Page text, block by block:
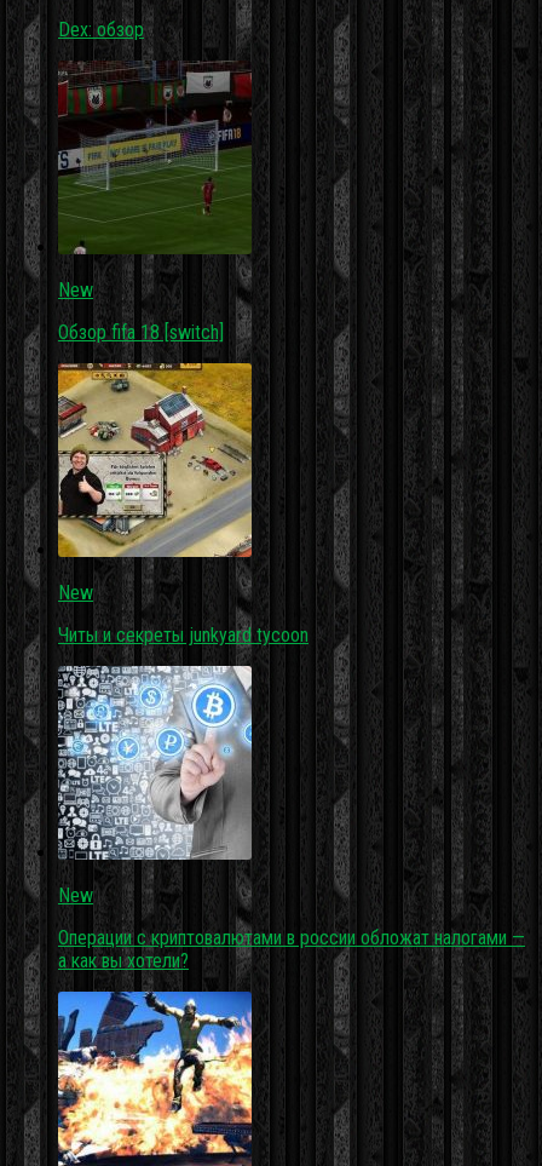
Dex: обзор
New
Обзор fifa 18 [switch]
New
Читы и секреты junkyard tycoon
New
Операции с криптовалютами в россии обложат налогами —
а как вы хотели?